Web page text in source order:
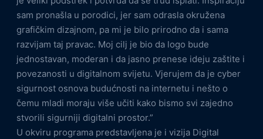
sam pronašla u porodici, jer sam odrasla okružena
grafičkim dizajnom, pa mi je bilo prirodno da i sama
razvijam taj pravac. Moj cilj je bio da logo bude
jednostavan, moderan i da jasno prenese ideju zaštite i
povezanosti u digitalnom svijetu. Vjerujem da je cyber
sigurnost osnova budućnosti na internetu i nešto o
čemu mladi moraju više učiti kako bismo svi zajedno
stvorili sigurniji digitalni prostor.”
U okviru programa predstavljena je i vizija Digital